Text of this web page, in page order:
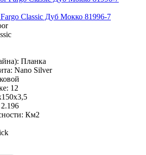
Classic Дуб Мокко 81996-7
Планка
Nano Silver
12
2.196
Км2